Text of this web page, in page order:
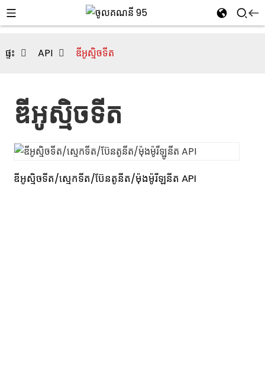
ផ្ទះ API ឌីអូស្មិចទីត
ឌីអូស្មិចទីត
ឌីអូស្មិចទីត/ស្មេកទីត/ប៊ែនតូនីត/ម៉ុងម៉ូរីឡូនីត API